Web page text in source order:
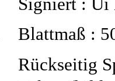
Blattmaß :
Rückseitig